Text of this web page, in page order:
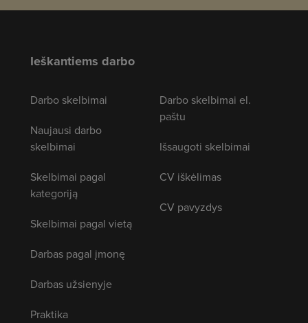
Ieškantiems darbo
Darbo skelbimai
Naujausi darbo
skelbimai
Skelbimai pagal
kategoriją
Skelbimai pagal vietą
Darbas pagal įmonę
Darbas užsienyje
Praktika
Darbo skelbimai el.
paštu
Išsaugoti skelbimai
CV iškėlimas
CV pavyzdys